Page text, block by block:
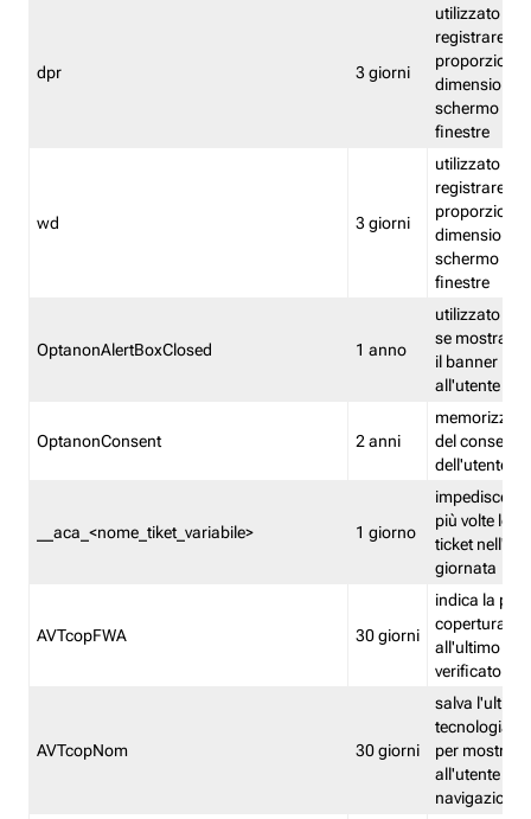
dpr 3 giorni
utilizzato per
registrare le
proporzioni
dimensioni
schermo e
finestre
wd 3 giorni
utilizzato per
registrare le
proporzioni
dimensioni
schermo e
finestre
OptanonAlertBoxClosed 1 anno
utilizzato per
se mostrare
il banner
all'utente
OptanonConsent 2 anni
memorizza
del
dell'utente
__aca_<nome_tiket_variabile> 1 giorno
impedisce di
più volte lo
ticket
giornata
AVTcopFWA 30 giorni
indica la
copertura
all'ultimo
verificato
AVTcopNom 30 giorni
salva l'ultima
tecnologia
per
all'utente
navigazione